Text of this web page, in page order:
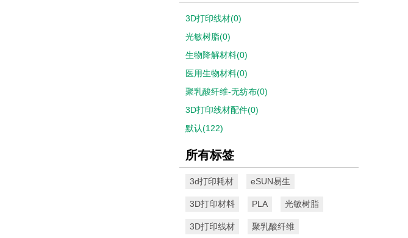
3D打印线材(0)
光敏树脂(0)
生物降解材料(0)
医用生物材料(0)
聚乳酸纤维-无纺布(0)
3D打印线材配件(0)
默认(122)
所有标签
3d打印耗材 eSUN易生
3D打印材料 PLA 光敏树脂
3D打印线材 聚乳酸纤维